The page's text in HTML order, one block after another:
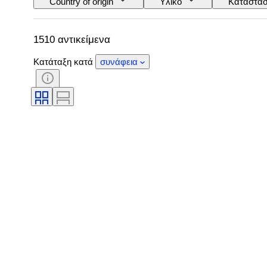
Έλεγχος
Τροφοδοσία Εταιρεία
1510 αντικείμενα
Κατάταξη κατά συνάφεια